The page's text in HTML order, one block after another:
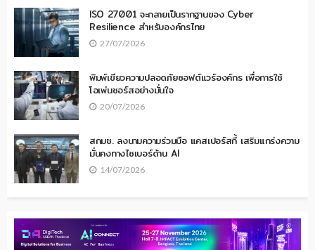
ISO 27001 จะกลายเป็นรากฐานของ Cyber
Resilience สำหรับองค์กรไทย
27/07/2026
พิมพ์เขียวความปลอดภัยซอฟต์แวร์องค์กร เพื่อการใช้
โอเพ่นซอร์สอย่างมั่นใจ
20/07/2026
สกมช. ลงนามความร่วมมือ แคสเปอร์สกี้ เสริมแกร่งความ
มั่นคงทางไซเบอร์ด้าน AI
14/07/2026